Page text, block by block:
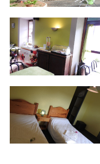
NO
LA
VISITAS Y